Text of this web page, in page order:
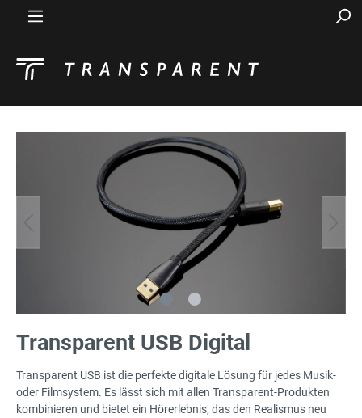
Transparent USB Digital
Transparent USB ist die perfekte digitale Lösung für jedes Musik-
oder Filmsystem. Es lässt sich mit allen Transparent-Produkten
kombinieren und bietet ein Hörerlebnis, das den Realismus neu